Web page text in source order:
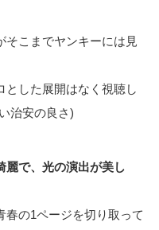
そこまでヤンキーには見
とした展開はなく視聴し
治安の良さ)
麗で、光の演出が美し
春の1ページを切り取って